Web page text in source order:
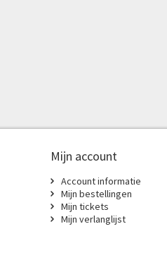
Mijn account
Account informatie
Mijn bestellingen
Mijn tickets
Mijn verlanglijst